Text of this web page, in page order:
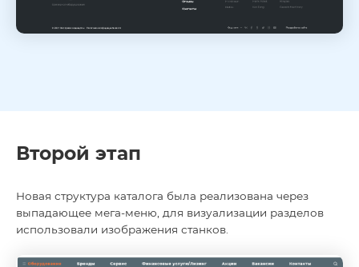
Второй этап
Новая структура каталога была реализована через
выпадающее мега-меню, для визуализации разделов
использовали изображения станков.